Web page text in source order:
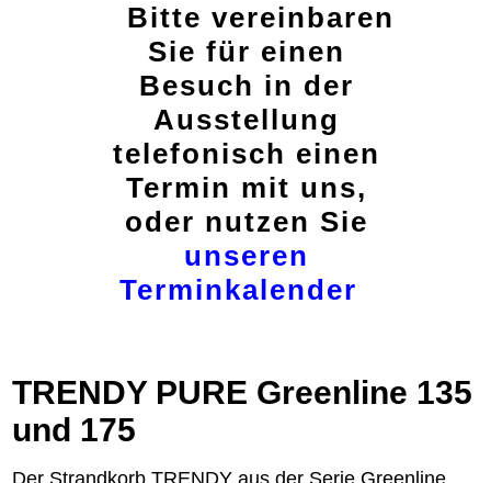
Bitte vereinbaren
Sie für einen
Besuch in der
Ausstellung
telefonisch einen
Termin mit uns,
oder nutzen Sie
unseren
Terminkalender
TRENDY PURE Greenline 135
und 175
Der Strandkorb TRENDY aus der Serie Greenline